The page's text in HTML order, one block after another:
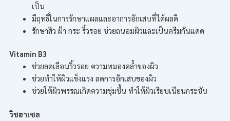
เป็น
มีฤทธิ์ในการรักษาแผลและอาการอักเสบที่ได้ผลดี
รักษาสิว ฝ้า กระ ริ้วรอย ช่วยถนอมผิวและเป็นครีมกันแดด
Vitamin B3
ช่วยลดเลือนริ้วรอย ความหมองคล้ำของผิว
ช่วยทำให้ผิวแข็งแรง ลดการอักเสบของผิว
ช่วยให้ผิวพรรณเกิดความชุ่มชื้น ทำให้ผิวเรียบเนียนกระชับ
วิชฮาเซล